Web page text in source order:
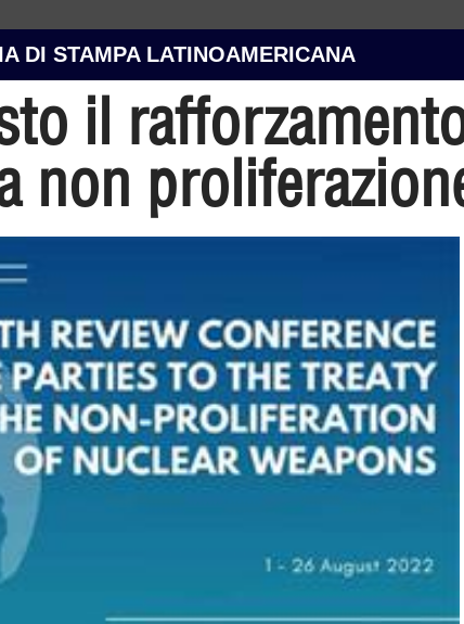
DI STAMPA LATINOAMERICANA
il
non